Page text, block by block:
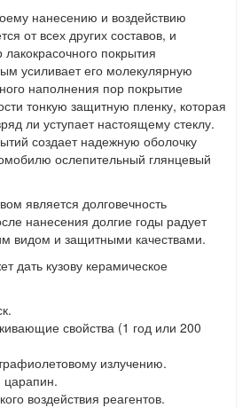
нанесению и воздействию
от всех других составов, и
лакокрасочного покрытия
усиливает его молекулярную
наполнения пор покрытие
тонкую защитную пленку, которая
ли уступает настоящему стеклу.
создает надежную оболочку
ослепительный глянцевый
является долговечность
нанесения долгие годы радует
видом и защитными качествами.
дать кузову керамическое
свойства (1 год или 200
излучению.
царапин.
воздействия реагентов.